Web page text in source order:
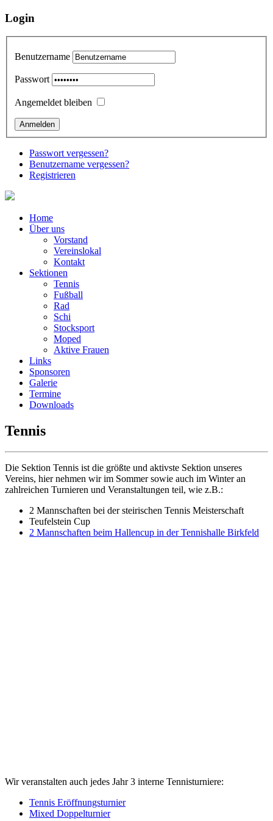
Login
Benutzername
Passwort
Angemeldet bleiben
Passwort vergessen?
Benutzername vergessen?
Registrieren
Home
Über uns
Vorstand
Vereinslokal
Kontakt
Sektionen
Tennis
Fußball
Rad
Schi
Stocksport
Moped
Aktive Frauen
Links
Sponsoren
Galerie
Termine
Downloads
Tennis
Die Sektion Tennis ist die größte und aktivste Sektion unseres
Vereins, hier nehmen wir im Sommer sowie auch im Winter an
zahlreichen Turnieren und Veranstaltungen teil, wie z.B.:
2 Mannschaften bei der steirischen Tennis Meisterschaft
Teufelstein Cup
2 Mannschaften beim Hallencup in der Tennishalle Birkfeld
Wir veranstalten auch jedes Jahr 3 interne Tennisturniere:
Tennis Eröffnungsturnier
Mixed Doppelturnier